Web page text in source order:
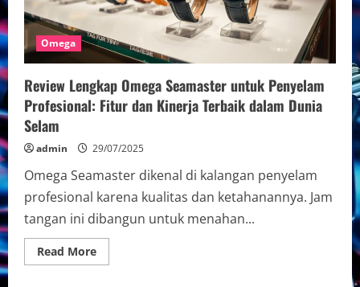
Tangan
Omega
Omega
Review Lengkap Omega Seamaster untuk Penyelam
Profesional: Fitur dan Kinerja Terbaik dalam Dunia
Selam
admin 29/07/2025
Omega Seamaster dikenal di kalangan penyelam
profesional karena kualitas dan ketahanannya. Jam
tangan ini dibangun untuk menahan...
Read MoreRead
more